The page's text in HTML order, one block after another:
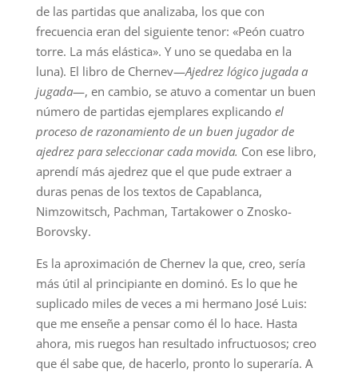
de las partidas que analizaba, los que con
frecuencia eran del siguiente tenor: «Peón cuatro
torre. La más elástica». Y uno se quedaba en la
luna). El libro de Chernev—Ajedrez lógico jugada a
jugada—, en cambio, se atuvo a comentar un buen
número de partidas ejemplares explicando el
proceso de razonamiento de un buen jugador de
ajedrez para seleccionar cada movida. Con ese libro,
aprendí más ajedrez que el que pude extraer a
duras penas de los textos de Capablanca,
Nimzowitsch, Pachman, Tartakower o Znosko-
Borovsky.
Es la aproximación de Chernev la que, creo, sería
más útil al principiante en dominó. Es lo que he
suplicado miles de veces a mi hermano José Luis:
que me enseñe a pensar como él lo hace. Hasta
ahora, mis ruegos han resultado infructuosos; creo
que él sabe que, de hacerlo, pronto lo superaría. A